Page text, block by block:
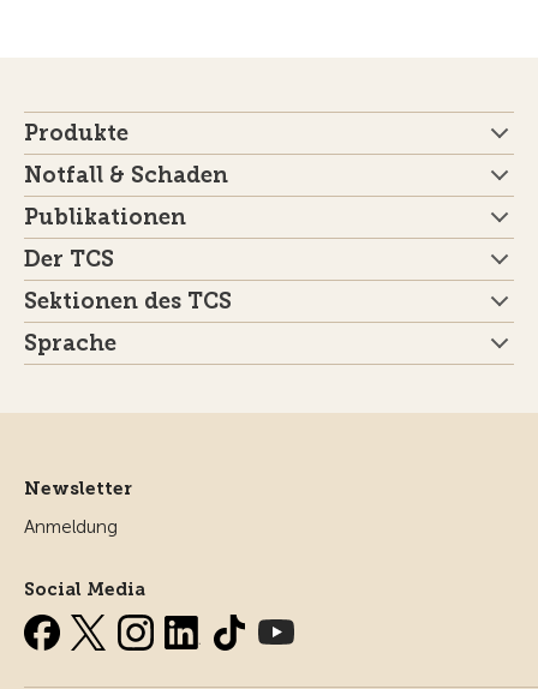
Produkte
Notfall & Schaden
Publikationen
Der TCS
Sektionen des TCS
Sprache
Newsletter
Anmeldung
Social Media